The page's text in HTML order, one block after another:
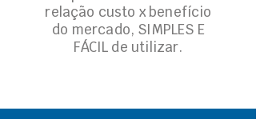
relação custo x benefício
do mercado, SIMPLES E
FÁCIL de utilizar.